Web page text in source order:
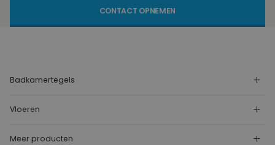
CONTACT OPNEMEN
Badkamertegels
Vloeren
Meer producten